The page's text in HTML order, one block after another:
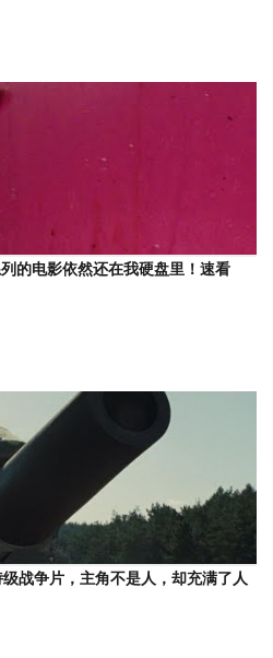
的电影依然还在我硬盘里！速看
战争片，主角不是人，却充满了人